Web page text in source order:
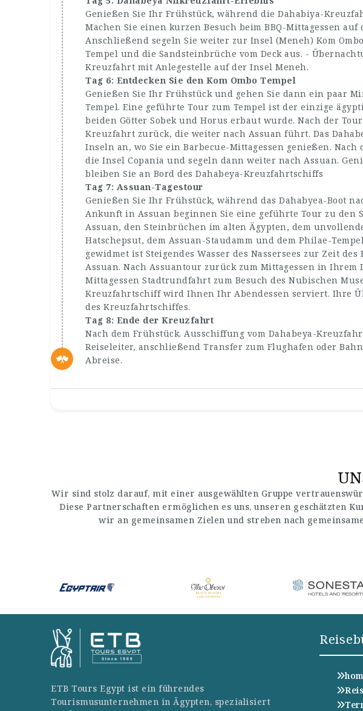
Genießen Sie Ihr Frühstück, während die Dahabiya-
Machen Sie einen kurzen Besuch beim BBQ-Mittagessen
Anschließend segeln Sie weiter zur Insel (Meneh) Kom
Tempel und die Sandsteinbrüche vom Deck aus. -
Kreuzfahrt mit Anlegestelle auf der Insel Meneh.
Tag 6: Entdecken Sie den Kom Ombo Tempel
Genießen Sie Ihr Frühstück und gehen Sie dann ein paar
Tempel. Eine geführte Tour zum Tempel ist der einzige
beiden Götter Sobek und Horus erbaut wurde. Nach der
Kreuzfahrt zurück, die weiter nach Assuan führt. Das
Inseln an, wo Sie ein Barbecue-Mittagessen genießen. Nach
die Insel Copania und segeln dann weiter nach Assuan.
bleiben Sie an Bord des Dahabeya-Kreuzfahrtschiffs
Tag 7: Assuan-Tagestour
Genießen Sie Ihr Frühstück, während das Dahabyea-Boot
Ankunft in Assuan beginnen Sie eine geführte Tour zu den
Assuan, den Steinbrüchen im alten Ägypten, dem
Hatschepsut, dem Assuan-Staudamm und dem Philae-
gewidmet ist Steigendes Wasser des Nassersees zur Zeit des
Assuan. Nach Assuantour zurück zum Mittagessen in Ihrem
Mittagessen Stadtrundfahrt zum Besuch des Nubischen
Kreuzfahrtschiff wird Ihnen Ihr Abendessen serviert. Ihre
des Kreuzfahrtschiffes.
Tag 8: Ende der Kreuzfahrt
Nach dem Frühstück. Ausschiffung vom Dahabeya-
Reiseleiter, anschließend Transfer zum Flughafen oder
Abreise.
Wir sind stolz darauf, mit einer ausgewählten Gruppe
Diese Partnerschaften ermöglichen es uns, unseren geschätzten
wir an gemeinsamen Zielen und streben nach
ETB Tours Egypt ist ein führendes
Tourismusunternehmen in Ägypten, spezialisiert